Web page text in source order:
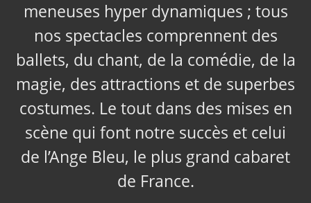
meneuses hyper dynamiques ; tous
nos spectacles comprennent des
ballets, du chant, de la comédie, de la
magie, des attractions et de superbes
costumes. Le tout dans des mises en
scène qui font notre succès et celui
de l’Ange Bleu, le plus grand cabaret
de France.